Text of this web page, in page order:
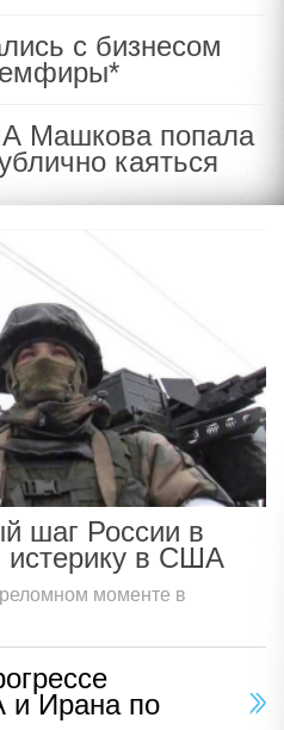
с бизнесом
Машкова попала
каяться
шаг России в
в США
моменте в
и Ирана по